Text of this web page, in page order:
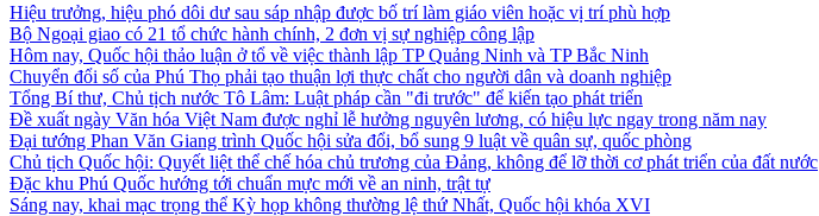
Hiệu trưởng, hiệu phó dôi dư sau sáp nhập được bố trí làm giáo viên hoặc vị trí phù hợp
Bộ Ngoại giao có 21 tổ chức hành chính, 2 đơn vị sự nghiệp công lập
Hôm nay, Quốc hội thảo luận ở tổ về việc thành lập TP Quảng Ninh và TP Bắc Ninh
Chuyển đổi số của Phú Thọ phải tạo thuận lợi thực chất cho người dân và doanh nghiệp
Tổng Bí thư, Chủ tịch nước Tô Lâm: Luật pháp cần "đi trước" để kiến tạo phát triển
Đề xuất ngày Văn hóa Việt Nam được nghỉ lễ hưởng nguyên lương, có hiệu lực ngay trong năm nay
Đại tướng Phan Văn Giang trình Quốc hội sửa đổi, bổ sung 9 luật về quân sự, quốc phòng
Chủ tịch Quốc hội: Quyết liệt thể chế hóa chủ trương của Đảng, không để lỡ thời cơ phát triển của đất nước
Đặc khu Phú Quốc hướng tới chuẩn mực mới về an ninh, trật tự
Sáng nay, khai mạc trọng thể Kỳ họp không thường lệ thứ Nhất, Quốc hội khóa XVI